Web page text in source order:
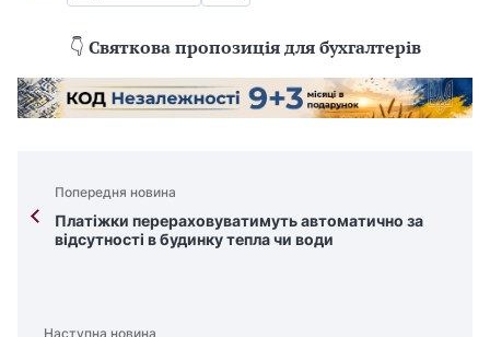
👇 Святкова пропозиція для бухгалтерів
Попередня новина
Платіжки перераховуватимуть автоматично за
відсутності в будинку тепла чи води
Наступна новина